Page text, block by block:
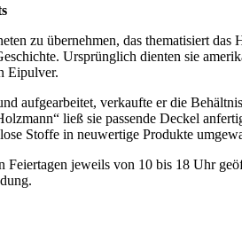
zu übernehmen, das thematisiert
Ursprünglich dienten sie
Eipulver.
aufgearbeitet, verkaufte er die
ließ sie passende Deckel
Stoffe in neuwertige Produkte
jeweils von 10 bis 18 Uhr